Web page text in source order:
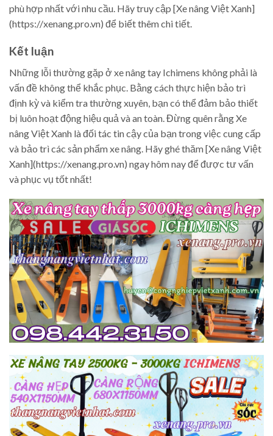
phù hợp nhất với nhu cầu. Hãy truy cập [Xe nâng Việt Xanh]
(https://xenang.pro.vn) để biết thêm chi tiết.
Kết luận
Những lỗi thường gặp ở xe nâng tay Ichimens không phải là
vấn đề không thể khắc phục. Bằng cách thực hiện bảo trì
định kỳ và kiểm tra thường xuyên, bạn có thể đảm bảo thiết
bị luôn hoạt động hiệu quả và an toàn. Đừng quên rằng Xe
nâng Việt Xanh là đối tác tin cậy của bạn trong việc cung cấp
và bảo trì các sản phẩm xe nâng. Hãy ghé thăm [Xe nâng Việt
Xanh](https://xenang.pro.vn) ngay hôm nay để được tư vấn
và phục vụ tốt nhất!